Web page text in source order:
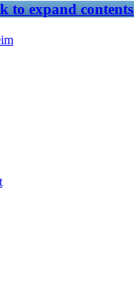
to expand contents